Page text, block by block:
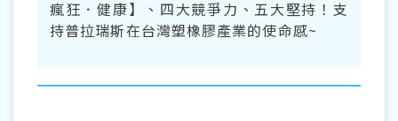
瘋狂．健康】、四大競爭力、五大堅持！支
持普拉瑞斯在台灣塑橡膠產業的使命感~